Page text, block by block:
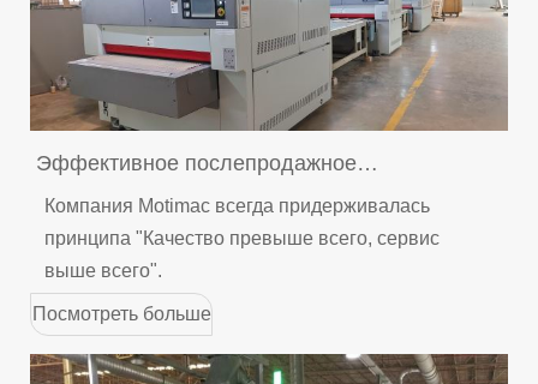
Эффективное послепродажное
обслуживание Motimac поддерживает
камбоджийского клиента
Компания Motimac всегда придерживалась
принципа "Качество превыше всего, сервис
выше всего".
Посмотреть больше